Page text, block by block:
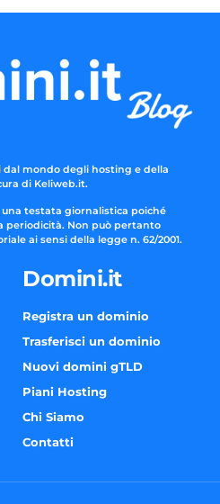
mondo degli hosting e della
di Keliweb.it.
testata giornalistica poiché
periodicità. Non può pertanto
ai sensi della legge n. 62/2001.
Domini.it
Registra un dominio
Trasferisci un dominio
Nuovi domini gTLD
Piani Hosting
Chi Siamo
Contatti